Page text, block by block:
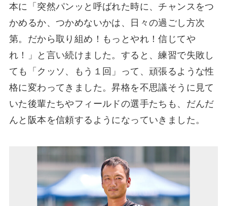
本に「突然パンッと呼ばれた時に、チャンスをつ
かめるか、つかめないかは、日々の過ごし方次
第。だから取り組め！もっとやれ！信じてや
れ！」と言い続けました。すると、練習で失敗し
ても「クッソ、もう１回」って、頑張るような性
格に変わってきました。昇格を不思議そうに見て
いた後輩たちやフィールドの選手たちも、だんだ
んと阪本を信頼するようになっていきました。